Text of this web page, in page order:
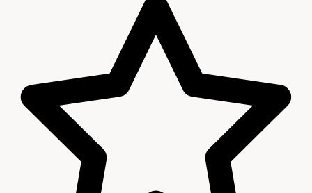
Beschrijving van het archief
Plaatsingslijst